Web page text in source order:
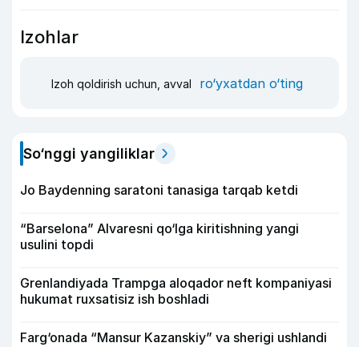
Izohlar
Izoh qoldirish uchun, avval ro‘yxatdan o‘ting
So‘nggi yangiliklar
Jo Baydenning saratoni tanasiga tarqab ketdi
“Barselona” Alvaresni qo‘lga kiritishning yangi
usulini topdi
Grenlandiyada Trampga aloqador neft kompaniyasi
hukumat ruxsatisiz ish boshladi
Farg‘onada “Mansur Kazanskiy” va sherigi ushlandi